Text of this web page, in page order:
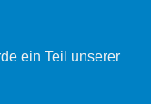
ein Teil unserer